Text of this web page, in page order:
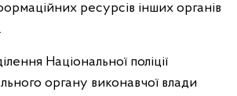
ресурсів інших органів
Національної поліції
органу виконавчої влади